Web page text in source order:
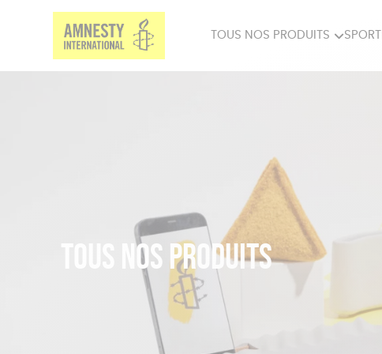
TOUS NOS PRODUITS SPORT
Tous nos produits